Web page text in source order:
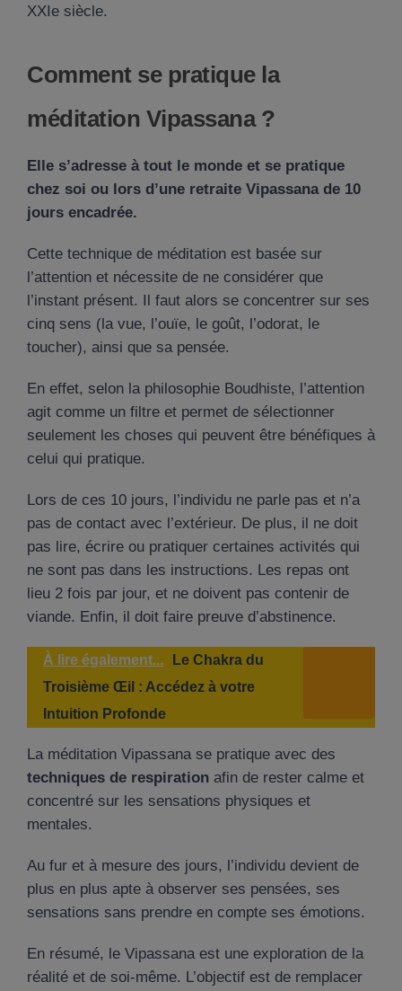
XXIe siècle.
Comment se pratique la
méditation Vipassana ?
Elle s’adresse à tout le monde et se pratique
chez soi ou lors d’une retraite Vipassana de 10
jours encadrée.
Cette technique de méditation est basée sur
l’attention et nécessite de ne considérer que
l’instant présent. Il faut alors se concentrer sur ses
cinq sens (la vue, l’ouïe, le goût, l’odorat, le
toucher), ainsi que sa pensée.
En effet, selon la philosophie Boudhiste, l’attention
agit comme un filtre et permet de sélectionner
seulement les choses qui peuvent être bénéfiques à
celui qui pratique.
Lors de ces 10 jours, l’individu ne parle pas et n’a
pas de contact avec l’extérieur. De plus, il ne doit
pas lire, écrire ou pratiquer certaines activités qui
ne sont pas dans les instructions. Les repas ont
lieu 2 fois par jour, et ne doivent pas contenir de
viande. Enfin, il doit faire preuve d’abstinence.
À lire également...
Le Chakra du
Troisième Œil : Accédez à votre
Intuition Profonde
La méditation Vipassana se pratique avec des
techniques de respiration afin de rester calme et
concentré sur les sensations physiques et
mentales.
Au fur et à mesure des jours, l’individu devient de
plus en plus apte à observer ses pensées, ses
sensations sans prendre en compte ses émotions.
En résumé, le Vipassana est une exploration de la
réalité et de soi-même. L’objectif est de remplacer